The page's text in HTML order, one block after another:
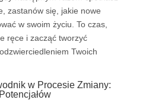
zastanów się, jakie nowe
w swoim życiu. To czas,
ręce i zacząć tworzyć
Twoich
w Procesie Zmiany: